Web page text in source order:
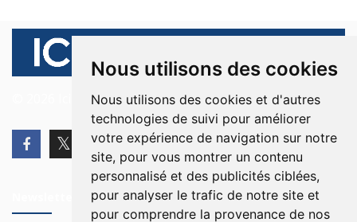
Nous utilisons des cookies
Nous utilisons des cookies et d'autres
technologies de suivi pour améliorer
votre expérience de navigation sur notre
site, pour vous montrer un contenu
personnalisé et des publicités ciblées,
pour analyser le trafic de notre site et
pour comprendre la provenance de nos
© 2026 Ici Beyrouth. Tous les droits sont réservés.